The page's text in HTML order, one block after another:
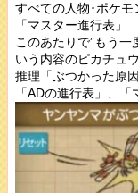
すべての人物･ポケモ
「マスター進行表」
このあたりで”もう一
いう内容のピカチュ
推理「ぶつかった原
「ADの進行表」、「